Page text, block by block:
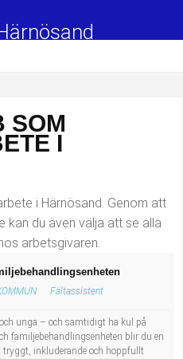
juridik
jobb
och äldreboende
SOM
I
i Härnösand. Genom att
kan du även välja att se alla
arbetsgivaren.
Fältassistent
unga – och samtidigt ha kul på
familjebehandlingsenheten blir du en
tryggt, inkluderande och hoppfullt